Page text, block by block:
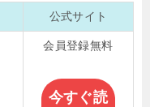
公式サイト
会員登録無料
今すぐ読